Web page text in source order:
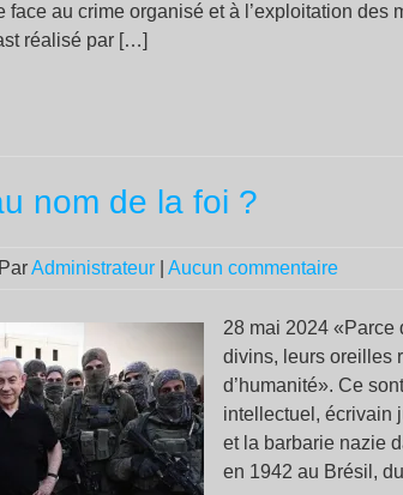
face au crime organisé et à l’exploitation des
réalisé par […]
nom de la foi ?
Administrateur Aucun commentaire
28 mai 2024 «Parce
divins, leurs oreilles
d’humanité». Ce
intellectuel, écrivain
et la barbarie nazie
en 1942 au Brésil,